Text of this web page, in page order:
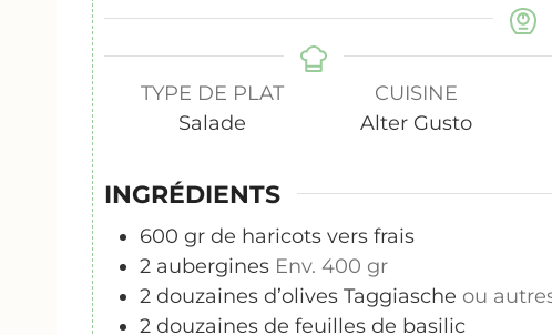
TYPE DE PLAT
Salade
CUISINE
Alter Gusto
INGRÉDIENTS
600 gr de haricots vers frais
2 aubergines Env. 400 gr
2 douzaines d’olives Taggiasche ou
2 douzaines de feuilles de basilic